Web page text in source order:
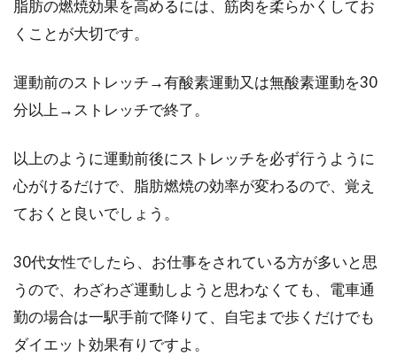
脂肪の燃焼効果を高めるには、筋肉を柔らかくしてお
くことが大切です。
運動前のストレッチ→有酸素運動又は無酸素運動を30
分以上→ストレッチで終了。
以上のように運動前後にストレッチを必ず行うように
心がけるだけで、脂肪燃焼の効率が変わるので、覚え
ておくと良いでしょう。
30代女性でしたら、お仕事をされている方が多いと思
うので、わざわざ運動しようと思わなくても、電車通
勤の場合は一駅手前で降りて、自宅まで歩くだけでも
ダイエット効果有りですよ。